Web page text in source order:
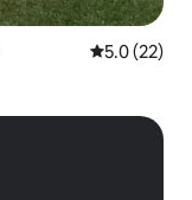
レビュー22
5.0 (22)